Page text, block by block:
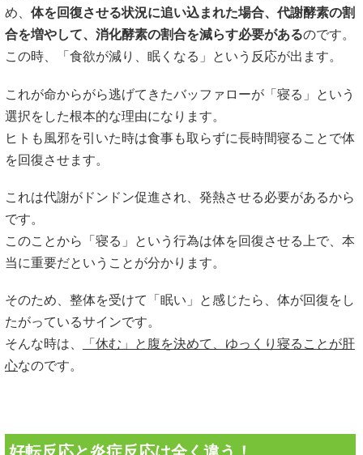
め、 体を回復させる状況に追い込まれた場合、代謝酵素の割
合を増やして、消化酵素の割合を減らす必要があるのです。
この時、「食欲が減り、眠くなる」という反応が出ます。
これが命からがら逃げてきたバッファローが「寝る」という
選択をした根本的な理由になります。
ヒトも風邪を引いた時は食事も取らずに長時間寝ることで体
を回復させます。
これは代謝がドンドン促進され、発熱させる必要があるから
です。
このことから「寝る」という行為は体を回復させる上で、本
当に重要だということが分かります。
そのため、整体を受けて「眠い」と感じたら、体が回復をし
たがっているサインです。
そんな時は、
「休む」と腹を決めて、ゆっくり寝ることが肝
心なのです。